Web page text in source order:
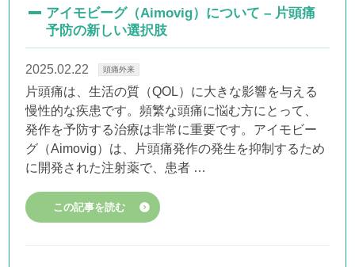
アイモビーグ（Aimovig）について – 片頭痛
予防の新しい選択肢
2025.02.22 頭痛外来
片頭痛は、生活の質（QOL）に大きな影響を与える
慢性的な疾患です。頻繁な頭痛に悩む方にとって、
発作を予防する治療は非常に重要です。アイモビー
グ（Aimovig）は、片頭痛発作の発生を抑制するため
に開発された注射薬で、患者 …
この記事を読む